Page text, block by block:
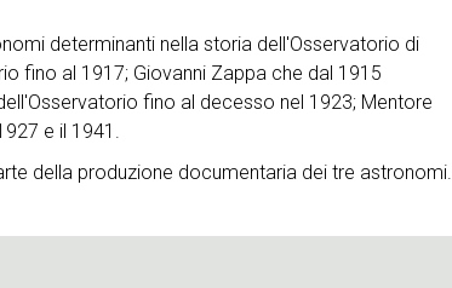
determinanti nella storia dell'Osservatorio di
fino al 1917; Giovanni Zappa che dal 1915
fino al decesso nel 1923; Mentore
e il 1941.
della produzione documentaria dei tre astronomi.